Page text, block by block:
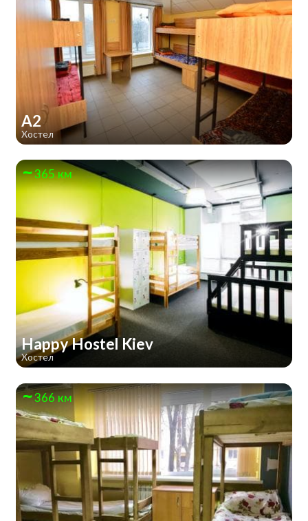
А2
Хостел
365 км
Happy Hostel Kiev
Хостел
366 км